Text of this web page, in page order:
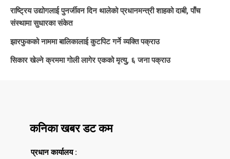
राष्ट्रिय उद्योगलाई पुनर्जीवन दिन थालेको प्रधानमन्त्री शाहको दाबी, पाँच
संस्थामा सुधारका संकेत
झारफुकको नाममा बालिकालाई कुटपिट गर्ने व्यक्ति पक्राउ
सिकार खेल्ने क्रममा गोली लागेर एकको मृत्यु, ६ जना पक्राउ
कनिका खबर डट कम
प्रधान कार्यालय :